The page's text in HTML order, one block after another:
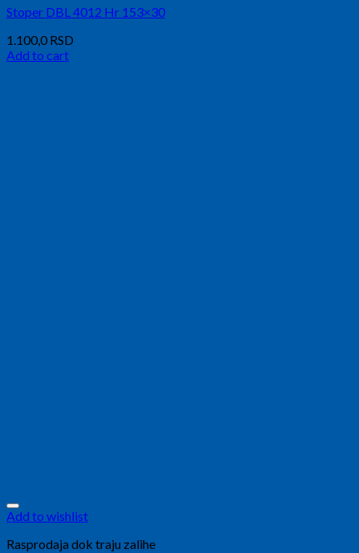
Stoper DBL 4012 Hr 153×30
1.100,0 RSD
Add to cart
Add to wishlist
Rasprodaja dok traju zalihe